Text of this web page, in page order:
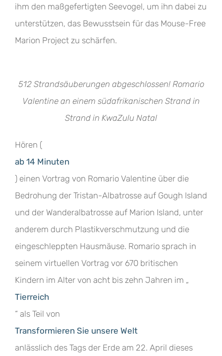
ihm den maßgefertigten Seevogel, um ihn dabei zu
unterstützen, das Bewusstsein für das Mouse-Free
Marion Project zu schärfen.
512 Strandsäuberungen abgeschlossen! Romario
Valentine an einem südafrikanischen Strand in
Strand in KwaZulu Natal
Hören (
ab 14 Minuten
) einen Vortrag von Romario Valentine über die
Bedrohung der Tristan-Albatrosse auf Gough Island
und der Wanderalbatrosse auf Marion Island, unter
anderem durch Plastikverschmutzung und die
eingeschleppten Hausmäuse. Romario sprach in
seinem virtuellen Vortrag vor 670 britischen
Kindern im Alter von acht bis zehn Jahren im „
Tierreich
“ als Teil von
Transformieren Sie unsere Welt
anlässlich des Tags der Erde am 22. April dieses